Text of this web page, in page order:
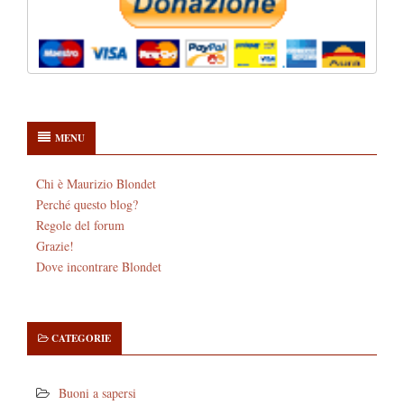
MENU
Chi è Maurizio Blondet
Perché questo blog?
Regole del forum
Grazie!
Dove incontrare Blondet
CATEGORIE
Buoni a sapersi